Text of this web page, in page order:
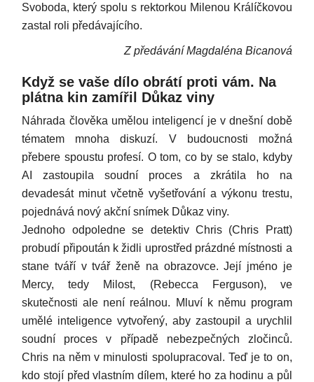
Svoboda, který spolu s rektorkou Milenou Králíčkovou
zastal roli předávajícího.
Z předávání Magdaléna Bicanová
Když se vaše dílo obrátí proti vám. Na
plátna kin zamířil Důkaz viny
Náhrada člověka umělou inteligencí je v dnešní době
tématem mnoha diskuzí. V budoucnosti možná
přebere spoustu profesí. O tom, co by se stalo, kdyby
AI zastoupila soudní proces a zkrátila ho na
devadesát minut včetně vyšetřování a výkonu trestu,
pojednává nový akční snímek Důkaz viny.
Jednoho odpoledne se detektiv Chris (Chris Pratt)
probudí připoután k židli uprostřed prázdné místnosti a
stane tváří v tvář ženě na obrazovce. Její jméno je
Mercy, tedy Milost, (Rebecca Ferguson), ve
skutečnosti ale není reálnou. Mluví k němu program
umělé inteligence vytvořený, aby zastoupil a urychlil
soudní proces v případě nebezpečných zločinců.
Chris na něm v minulosti spolupracoval. Teď je to on,
kdo stojí před vlastním dílem, které ho za hodinu a půl